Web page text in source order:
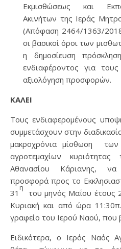
Εκμισθώσεως και
Ακινήτων της Ιεράς
(Απόφαση 2464/1363/
οι βασικοί όροι των
η δημοσίευση
ενδιαφέροντος για
αξιολόγηση προσφορών.
ΚΑΛΕΙ
Τους ενδιαφερομένους
συμμετάσχουν στην
μακροχρόνια μίσθωση
αγροτεμαχίων
Αθανασίου Κάριανης,
προσφορά προς το
31
η
του μηνός Μαΐου έτους
Κυριακή και από ώρα
γραφείο του Ιερού Ναού, που
Ειδικότερα, ο Ιερός Ναός